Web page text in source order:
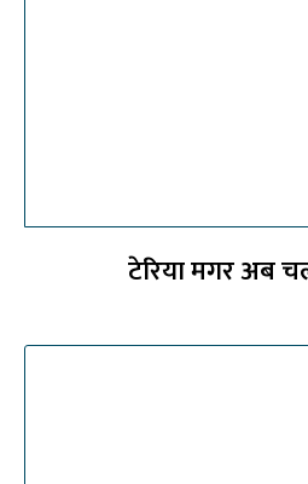
टेरिया मगर अब